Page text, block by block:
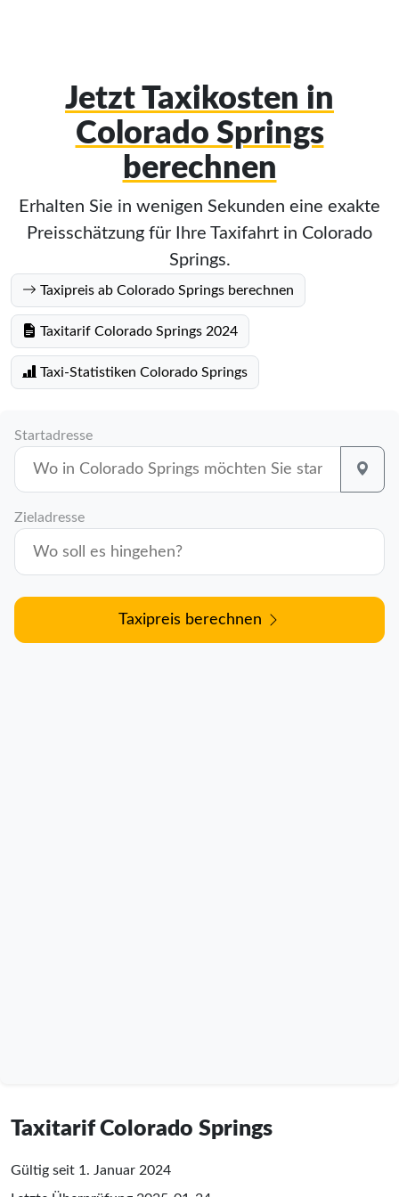
Jetzt Taxikosten in
Colorado Springs
berechnen
Erhalten Sie in wenigen Sekunden eine exakte
Preisschätzung für Ihre Taxifahrt in Colorado
Springs.
Taxipreis ab Colorado Springs berechnen
Taxitarif Colorado Springs 2024
Taxi-Statistiken Colorado Springs
Startadresse
Zieladresse
Taxipreis berechnen
Taxitarif Colorado Springs
Gültig seit 1. Januar 2024